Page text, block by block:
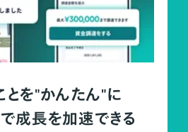
とを"かんたん"に
成長を加速できる